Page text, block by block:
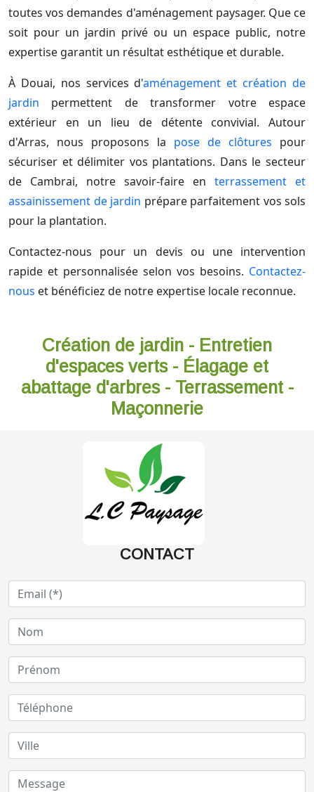
toutes vos demandes d'aménagement paysager. Que ce
soit pour un jardin privé ou un espace public, notre
expertise garantit un résultat esthétique et durable.
À Douai, nos services d'aménagement et création de
jardin permettent de transformer votre espace
extérieur en un lieu de détente convivial. Autour
d'Arras, nous proposons la pose de clôtures pour
sécuriser et délimiter vos plantations. Dans le secteur
de Cambrai, notre savoir-faire en terrassement et
assainissement de jardin prépare parfaitement vos sols
pour la plantation.
Contactez-nous pour un devis ou une intervention
rapide et personnalisée selon vos besoins. Contactez-
nous et bénéficiez de notre expertise locale reconnue.
Création de jardin - Entretien
d'espaces verts - Élagage et
abattage d'arbres - Terrassement -
Maçonnerie
CONTACT